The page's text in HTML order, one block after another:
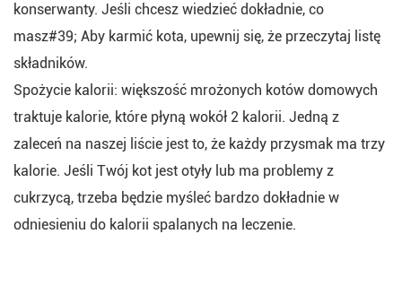
konserwanty. Jeśli chcesz wiedzieć dokładnie, co
masz#39; Aby karmić kota, upewnij się, że przeczytaj listę
składników.
Spożycie kalorii: większość mrożonych kotów domowych
traktuje kalorie, które płyną wokół 2 kalorii. Jedną z
zaleceń na naszej liście jest to, że każdy przysmak ma trzy
kalorie. Jeśli Twój kot jest otyły lub ma problemy z
cukrzycą, trzeba będzie myśleć bardzo dokładnie w
odniesieniu do kalorii spalanych na leczenie.